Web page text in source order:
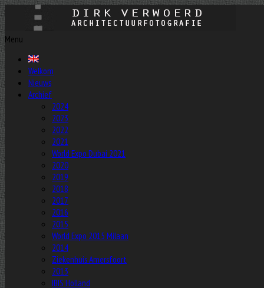
Menu
Welkom
Nieuws
Archief
2024
2023
2022
2021
World Expo Dubai 2021
2020
2019
2018
2017
2016
2015
World Expo 2015 Milaan
2014
Ziekenhuis Amersfoort
2013
IBIS Holland